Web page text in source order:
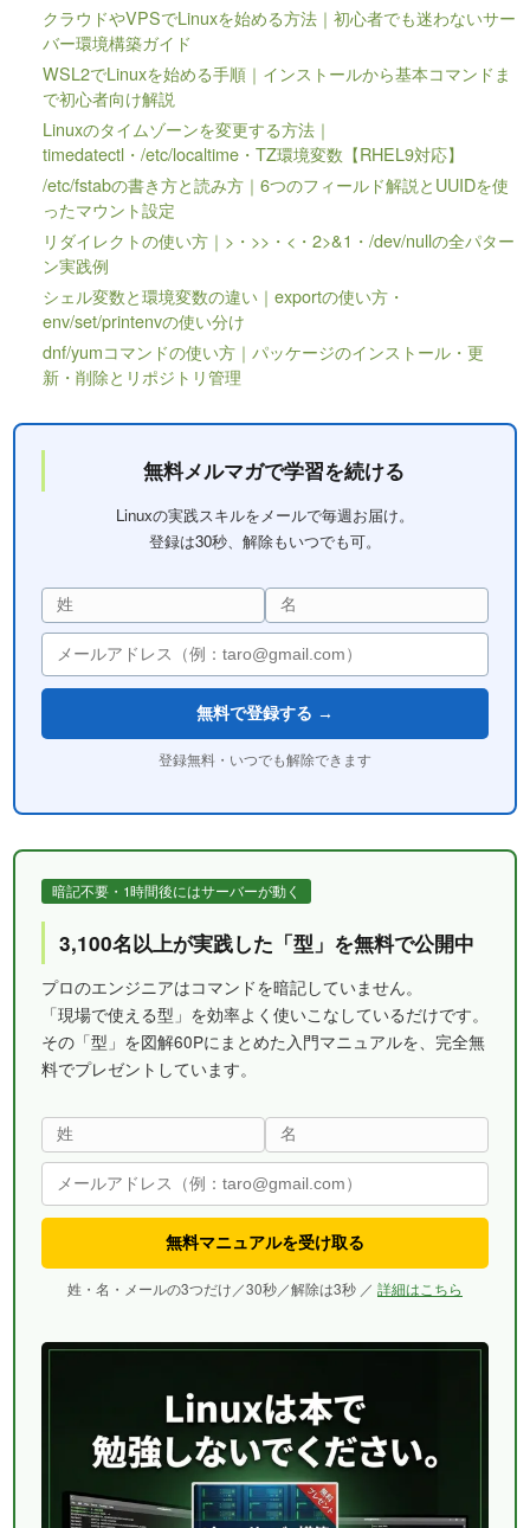
クラウドやVPSでLinuxを始める方法｜初心者でも迷わないサー
バー環境構築ガイド
WSL2でLinuxを始める手順｜インストールから基本コマンドま
で初心者向け解説
Linuxのタイムゾーンを変更する方法｜
timedatectl・/etc/localtime・TZ環境変数【RHEL9対応】
/etc/fstabの書き方と読み方｜6つのフィールド解説とUUIDを使
ったマウント設定
リダイレクトの使い方｜>・>>・<・2>&1・/dev/nullの全パター
ン実践例
シェル変数と環境変数の違い｜exportの使い方・
env/set/printenvの使い分け
dnf/yumコマンドの使い方｜パッケージのインストール・更
新・削除とリポジトリ管理
無料メルマガで学習を続ける
Linuxの実践スキルをメールで毎週お届け。
登録は30秒、解除もいつでも可。
無料で登録する →
登録無料・いつでも解除できます
暗記不要・1時間後にはサーバーが動く
3,100名以上が実践した「型」を無料で公開中
プロのエンジニアはコマンドを暗記していません。
「現場で使える型」を効率よく使いこなしているだけです。
その「型」を図解60Pにまとめた入門マニュアルを、完全無
料でプレゼントしています。
無料マニュアルを受け取る
姓・名・メールの3つだけ／30秒／解除は3秒 ／ 詳細はこちら